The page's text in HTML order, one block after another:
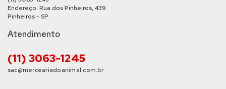
Endereço: Rua dos Pinheiros, 439
Pinheiros - SP
Atendimento
(11) 3063-1245
sac@merceariadoanimal.com.br